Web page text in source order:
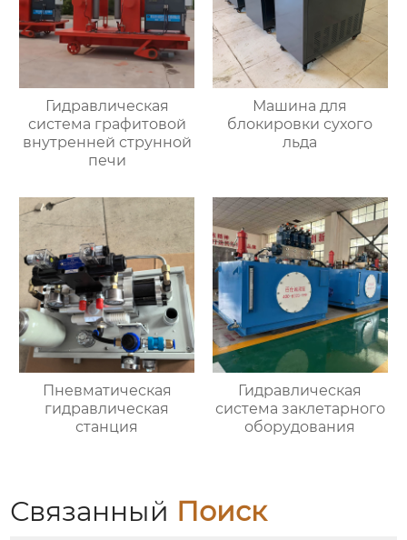
Гидравлическая
система графитовой
внутренней струнной
печи
Машина для
блокировки сухого
льда
Пневматическая
гидравлическая
станция
Гидравлическая
система заклетарного
оборудования
Связанный Поиск